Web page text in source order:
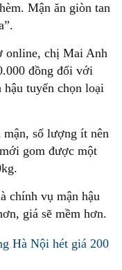
Mận ăn giòn tan
online, chị Mai Anh
đồng đối với
tuyển chọn loại
mận, số lượng ít nên
gom được một
chính vụ mận hậu
giá sẽ mềm hơn.